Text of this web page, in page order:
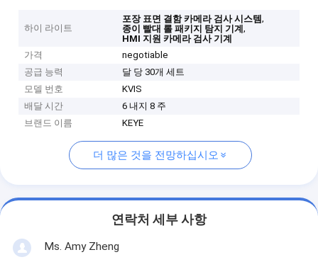
하이 라이트
포장 표면 결함 카메라 검사 시스템,
종이 빨대 롤 패키지 탐지 기계,
HMI 지원 카메라 검사 기계
가격
negotiable
공급 능력
달 당 30개 세트
모델 번호
KVIS
배달 시간
6 내지 8 주
브랜드 이름
KEYE
더 많은 것을 전망하십시오
연락처 세부 사항
Ms. Amy Zheng